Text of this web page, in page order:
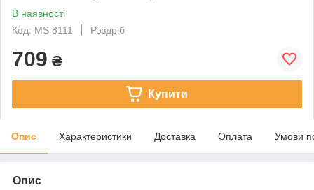
В наявності
Код: MS 8111
Роздріб
709 ₴
Купити
Опис Характеристики Доставка Оплата Умови
Опис